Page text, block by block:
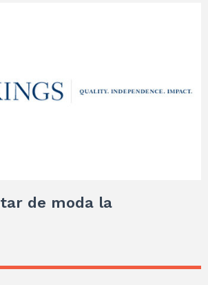
de moda la